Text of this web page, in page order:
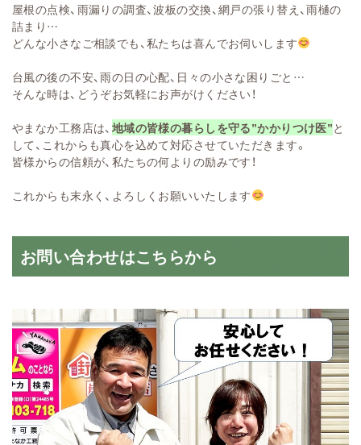
屋根の点検、雨漏りの調査、波板の交換、網戸の張り替え、雨樋の
詰まり…
どんな小さなご相談でも、私たちは喜んでお伺いします
台風の後の不安、雨の日の心配、日々の小さな困りごと…
そんな時は、どうぞお気軽にお声がけください！
やまなか工務店は、 地域の皆様の暮らしを守る”かかりつけ医”と
して、これからも真心を込めて対応させていただきます。
皆様からの信頼が、私たちの何よりの励みです！
これからも末永く、よろしくお願いいたします
お問い合わせはこちらから